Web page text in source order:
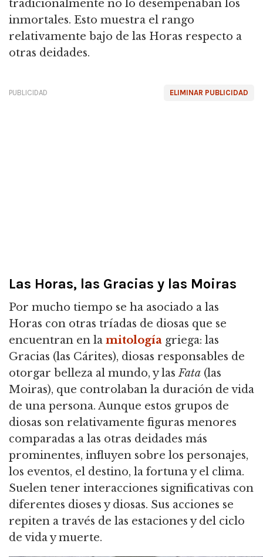
tradicionalmente no lo desempeñaban los
inmortales. Esto muestra el rango
relativamente bajo de las Horas respecto a
otras deidades.
ELIMINAR PUBLICIDAD
PUBLICIDAD
Las Horas, las Gracias y las Moiras
Por mucho tiempo se ha asociado a las
Horas con otras tríadas de diosas que se
encuentran en la mitología griega: las
Gracias (las Cárites), diosas responsables de
otorgar belleza al mundo,y lasFata (las
Moiras), que controlaban la duración de vida
de una persona. Aunque estos grupos de
diosas son relativamente figuras menores
comparadas a las otras deidades más
prominentes, influyen sobre los personajes,
los eventos, el destino, la fortuna y el clima.
Suelen tener interacciones significativas con
diferentes dioses y diosas. Sus acciones se
repiten a través de las estaciones y del ciclo
de vida y muerte.